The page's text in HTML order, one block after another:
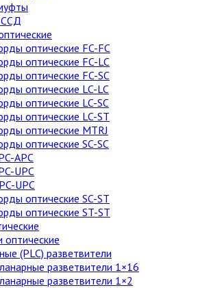
оптические FC-FC
оптические FC-LC
оптические FC-SC
оптические LC-LC
оптические LC-SC
оптические LC-ST
оптические MTRJ
оптические SC-SC
APC
UPC
UPC
оптические SC-ST
оптические ST-ST
оптические
(PLC) разветвители
разветвители 1×16
разветвители 1×2